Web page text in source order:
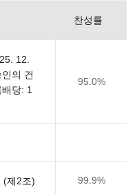
찬성률
12.
의 건
당: 1
95.0%
(제2조) 99.9%